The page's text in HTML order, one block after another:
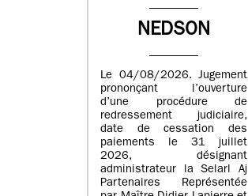
NEDSON
Le 04/08/2026. Jugement
prononçant l’ouverture
d’une procédure de
redressement judiciaire,
date de cessation des
paiements le 31 juillet
2026, désignant
administrateur la Selarl Aj
Partenaires Représentée